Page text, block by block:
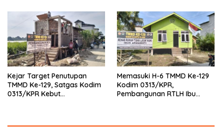
Kejar Target Penutupan
TMMD Ke-129, Satgas Kodim
0313/KPR Kebut
Memasuki H-6 TMMD Ke-129
Kodim 0313/KPR,
Pembangunan RTLH Ibu